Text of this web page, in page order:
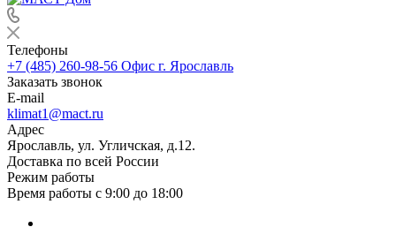
Телефоны
+7 (485) 260-98-56 Офис г. Ярославль
Заказать звонок
E-mail
klimat1@mact.ru
Адрес
Ярославль, ул. Угличская, д.12.
Доставка по всей России
Режим работы
Время работы с 9:00 до 18:00